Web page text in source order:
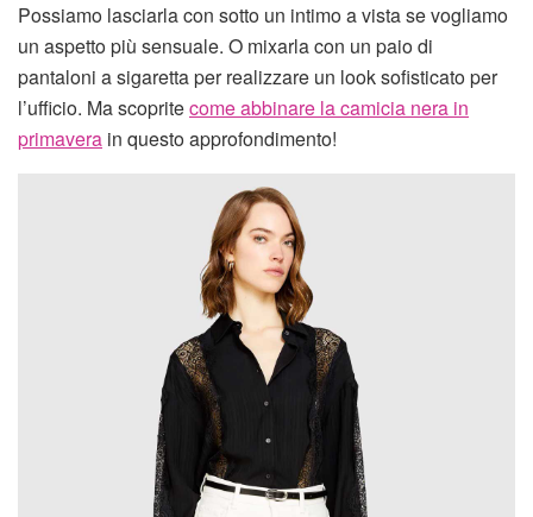
Possiamo lasciarla con sotto un intimo a vista se vogliamo
un aspetto più sensuale. O mixarla con un paio di
pantaloni a sigaretta per realizzare un look sofisticato per
l’ufficio. Ma scopritecome abbinare la camicia nera in
primavera in questo approfondimento!